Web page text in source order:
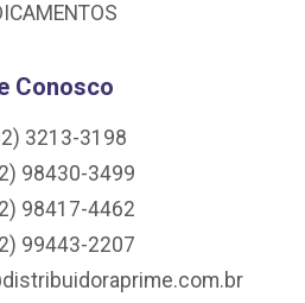
Conosco
3213-3198
98430-3499
98417-4462
99443-2207